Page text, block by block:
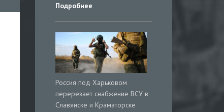
Подробнее
Россия под Харьковом
перерезает снабжение ВСУ в
Славянске и Краматорске